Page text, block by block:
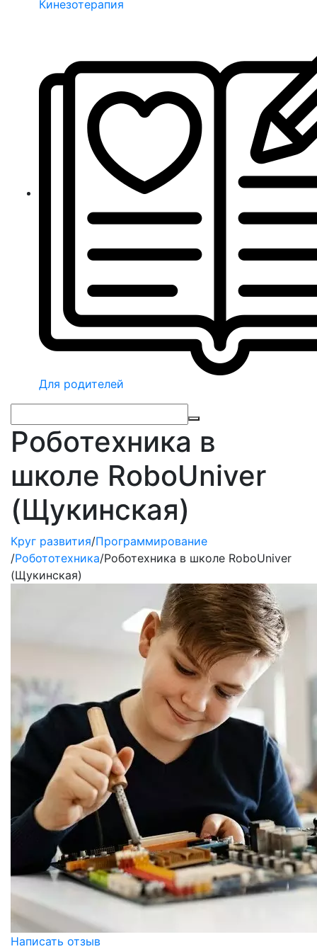
Кинезотерапия
Для родителей
Роботехника в
школе RoboUniver
(Щукинская)
Круг развития/Программирование
/Робототехника/Роботехника в школе RoboUniver
(Щукинская)
Написать отзыв